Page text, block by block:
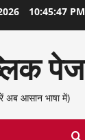
10:45:48 PM
पेज
अब आसान भाषा में)